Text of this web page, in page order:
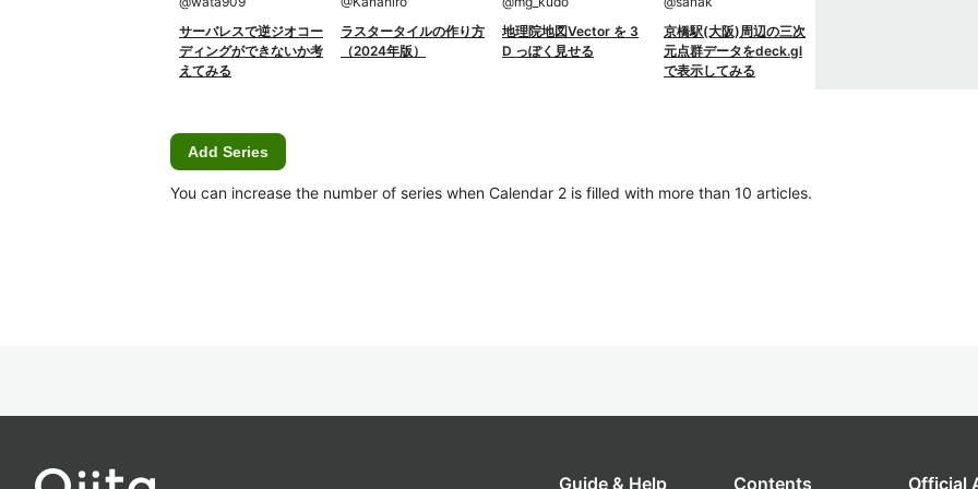
サーバレスで逆ジオコー
ディングができないか考
えてみる
ラスタータイルの作り方
（2024年版）
地理院地図Vector を 3
D っぽく見せる
京橋駅(大阪)周辺の三次
元点群データをdeck.gl
で表示してみる
Add Series
You can increase the number of series when Calendar 2 is filled with more than 10 articles.
Guide & Help Contents Official